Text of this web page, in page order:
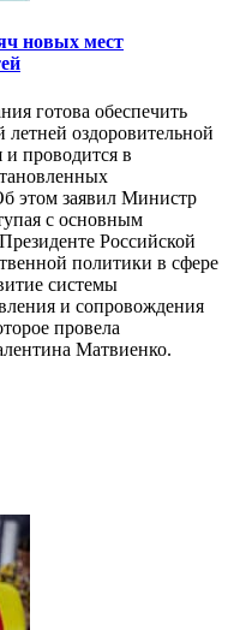
новых мест
готова обеспечить
летней оздоровительной
и проводится в
этом заявил Министр
с основным
Российской
политики в сфере
системы
и сопровождения
провела
Матвиенко.